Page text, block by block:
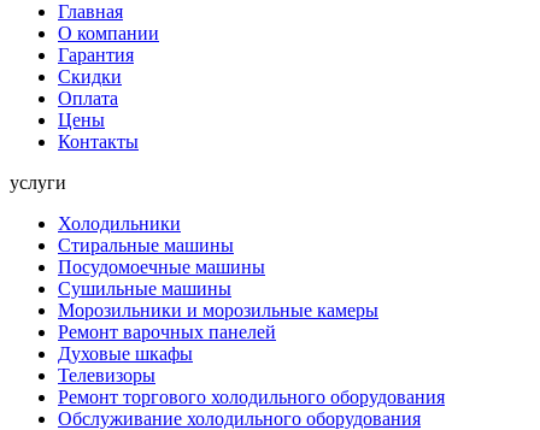
Главная
О компании
Гарантия
Скидки
Оплата
Цены
Контакты
услуги
Холодильники
Стиральные машины
Посудомоечные машины
Сушильные машины
Морозильники и морозильные камеры
Ремонт варочных панелей
Духовые шкафы
Телевизоры
Ремонт торгового холодильного оборудования
Обслуживание холодильного оборудования